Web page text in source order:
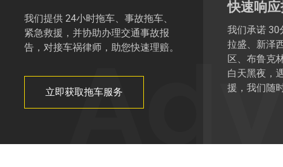
我们提供 24小时拖车、事故拖车、
紧急救援，并协助办理交通事故报
告，对接车祸律师，助您快速理赔。
立即获取拖车服务
快速响
我们承诺 30
拉盛、新泽
区、布鲁克
白天黑夜，
援，我们随